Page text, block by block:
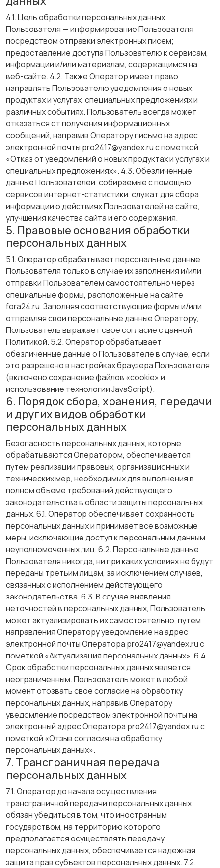
4.1. Цель обработки персональных данных
Пользователя — информирование Пользователя
посредством отправки электронных писем;
предоставление доступа Пользователю к сервисам,
информации и/или материалам, содержащимся на
веб-сайте. 4.2. Также Оператор имеет право
направлять Пользователю уведомления о новых
продуктах и услугах, специальных предложениях и
различных событиях. Пользователь всегда может
отказаться от получения информационных
сообщений, направив Оператору письмо на адрес
электронной почты pro2417@yandex.ru с пометкой
«Отказ от уведомлений о новых продуктах и услугах и
специальных предложениях». 4.3. Обезличенные
данные Пользователей, собираемые с помощью
сервисов интернет-статистики, служат для сбора
информации о действиях Пользователей на сайте,
улучшения качества сайта и его содержания.
5. Правовые основания обработки
персональных данных
5.1. Оператор обрабатывает персональные данные
Пользователя только в случае их заполнения и/или
отправки Пользователем самостоятельно через
специальные формы, расположенные на сайте
fora24.ru. Заполняя соответствующие формы и/или
отправляя свои персональные данные Оператору,
Пользователь выражает свое согласие с данной
Политикой. 5.2. Оператор обрабатывает
обезличенные данные о Пользователе в случае, если
это разрешено в настройках браузера Пользователя
(включено сохранение файлов «cookie» и
использование технологии JavaScript).
6. Порядок сбора, хранения, передачи
и других видов обработки
персональных данных
Безопасность персональных данных, которые
обрабатываются Оператором, обеспечивается
путем реализации правовых, организационных и
технических мер, необходимых для выполнения в
полном объеме требований действующего
законодательства в области защиты персональных
данных. 6.1. Оператор обеспечивает сохранность
персональных данных и принимает все возможные
меры, исключающие доступ к персональным данным
неуполномоченных лиц. 6.2. Персональные данные
Пользователя никогда, ни при каких условиях не будут
переданы третьим лицам, за исключением случаев,
связанных с исполнением действующего
законодательства. 6.3. В случае выявления
неточностей в персональных данных, Пользователь
может актуализировать их самостоятельно, путем
направления Оператору уведомление на адрес
электронной почты Оператора pro2417@yandex.ru с
пометкой «Актуализация персональных данных». 6.4.
Срок обработки персональных данных является
неограниченным. Пользователь может в любой
момент отозвать свое согласие на обработку
персональных данных, направив Оператору
уведомление посредством электронной почты на
электронный адрес Оператора pro2417@yandex.ru с
пометкой «Отзыв согласия на обработку
персональных данных».
7. Трансграничная передача
персональных данных
7.1. Оператор до начала осуществления
трансграничной передачи персональных данных
обязан убедиться в том, что иностранным
государством, на территорию которого
предполагается осуществлять передачу
персональных данных, обеспечивается надежная
защита прав субъектов персональных данных. 7.2.